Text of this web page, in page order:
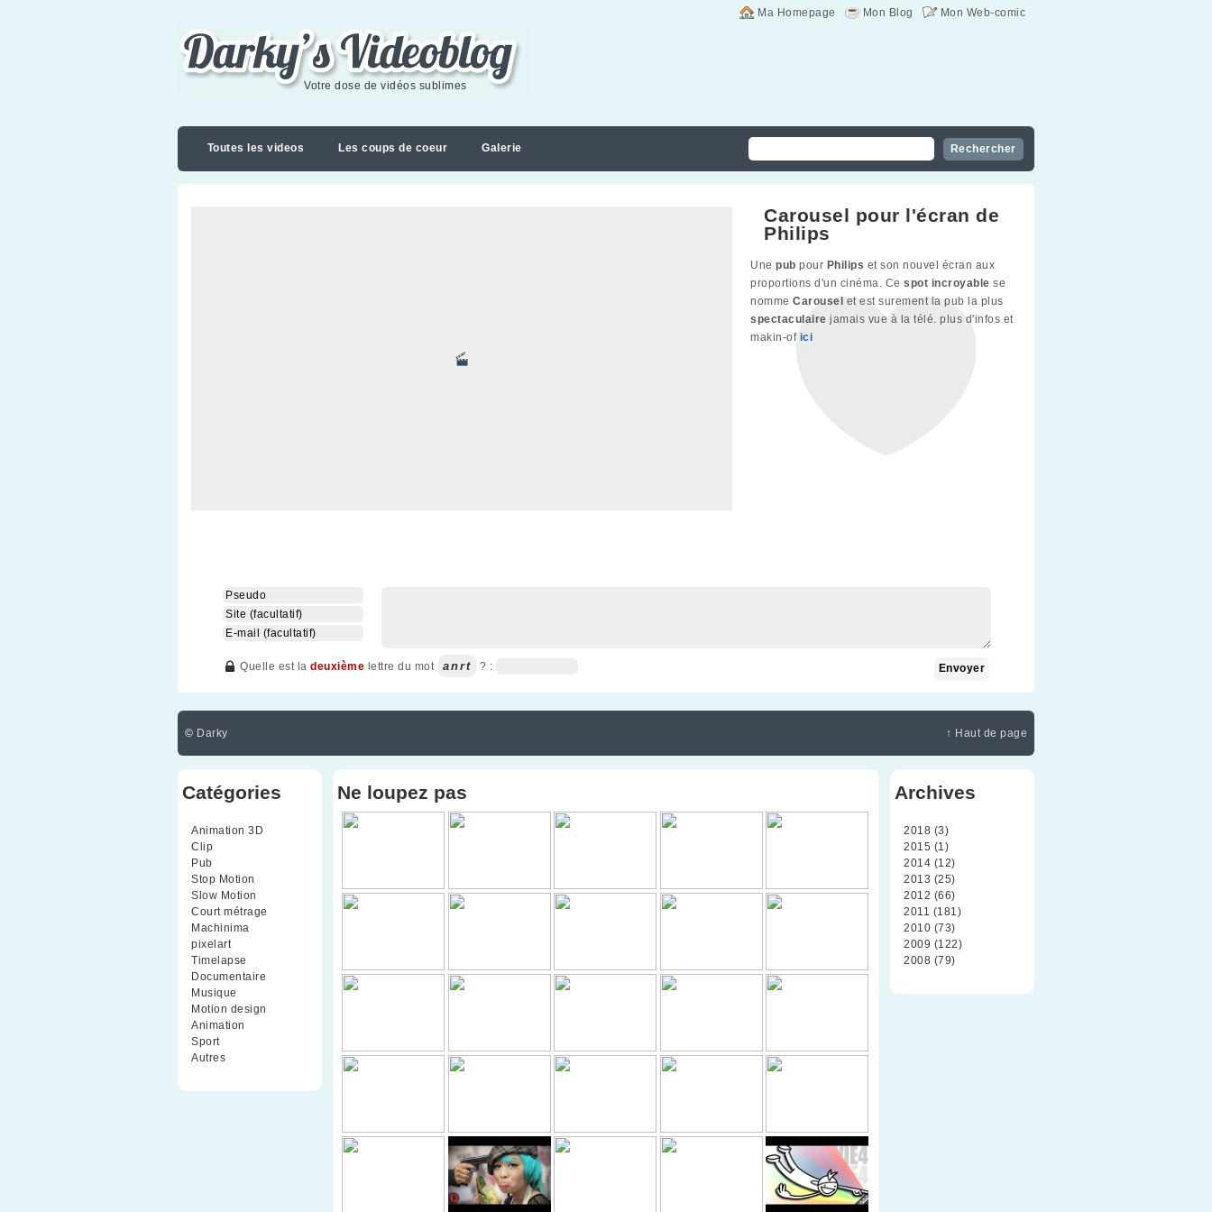
Mon Web-comic
Mon Blog
Ma Homepage
Darky's videoblog
Votre dose de vidéos sublimes
Toutes les videos Les coups de coeur Galerie
Carousel pour l'écran de
Philips
Une pub pour Philips et son nouvel écran aux
proportions d'un cinéma. Ce spot incroyable se
nomme Carousel et est surement la pub la plus
spectaculaire jamais vue à la télé. plus d'infos et
makin-of ici
Quelle est la deuxième lettre du mot anrt ? :
© Darky ↑ Haut de page
Catégories
Animation 3D
Clip
Pub
Stop Motion
Slow Motion
Court métrage
Machinima
pixelart(10)
Timelapse
Documentaire
Musique
Motion design
Animation
Sport(2)
Autres
Ne loupez pas Archives
2018 (3)
2015 (1)
2014 (12)
2013 (25)
2012 (66)
2011 (181)
2010 (73)
2009 (122)
2008 (79)